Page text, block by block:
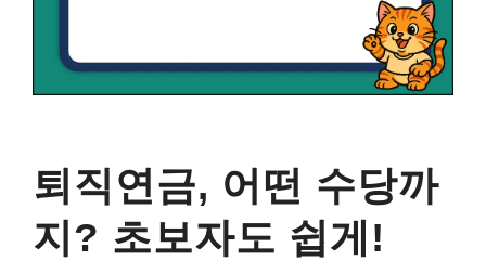
퇴직연금, 어떤 수당까
지? 초보자도 쉽게!